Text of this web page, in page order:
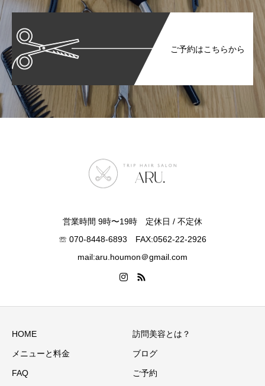
ご予約はこちらから
営業時間 9時〜19時 定休日 / 不定休
☏ 070-8448-6893 FAX:0562-22-2926
mail:aru.houmon＠gmail.com
HOME 訪問美容とは？
メニューと料金 ブログ
FAQ ご予約